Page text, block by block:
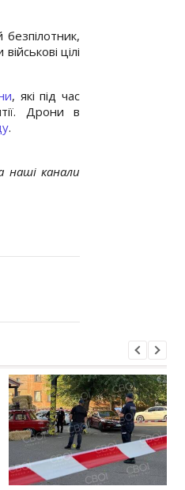
безпілотник,
цілі
, які під час
Дрони в
.
наші канали